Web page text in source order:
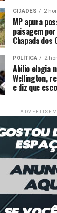
CIDADES 2
MP apura
paisagem
Chapada dos
POLÍTICA 2
Abilio elogia
Wellington,
e diz que